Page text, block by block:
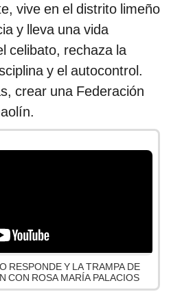
vive en el distrito limeño
y lleva una vida
celibato, rechaza la
y el autocontrol.
crear una Federación
RESPONDE Y LA TRAMPA DE
CON ROSA MARÍA PALACIOS